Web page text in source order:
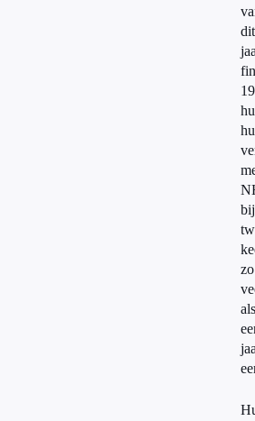
dit
zo
als